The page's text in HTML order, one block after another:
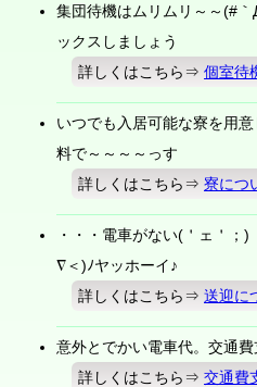
集団待機はムリムリ～～(#
ックスしましょう
詳しくはこちら⇒個室待
いつでも入居可能な寮を用
料で～～～～っす
詳しくはこちら⇒寮につ
・・・電車がない(＇ェ＇
∇＜)ﾉヤッホーイ♪
詳しくはこちら⇒送迎に
意外とでかい電車代。交通
詳しくはこちら⇒交通費